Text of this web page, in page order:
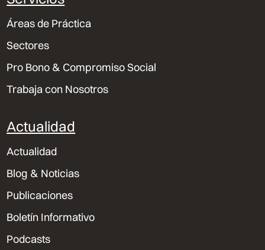
Áreas de Práctica
Sectores
Pro Bono & Compromiso Social
Trabaja con Nosotros
Actualidad
Actualidad
Blog & Noticias
Publicaciones
Boletín Informativo
Podcasts